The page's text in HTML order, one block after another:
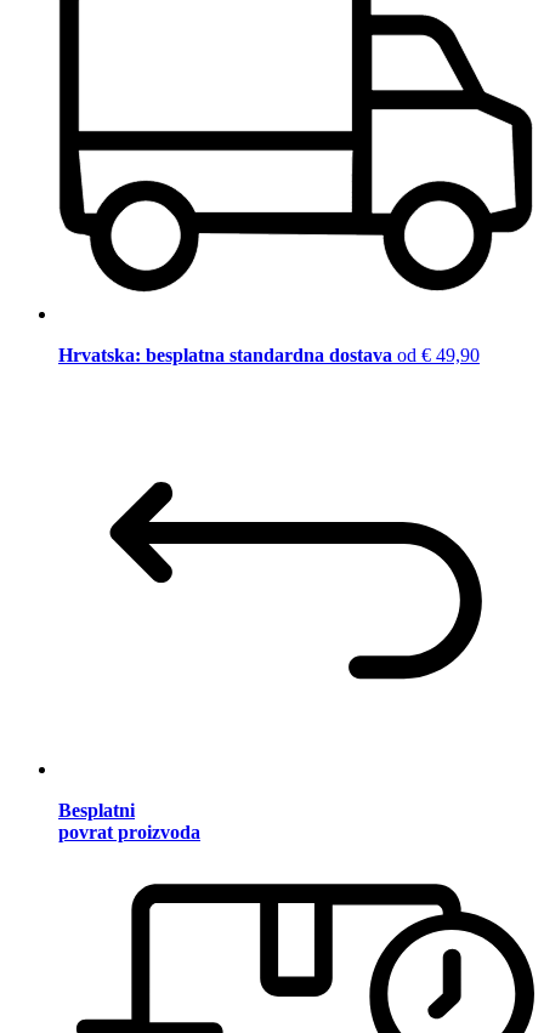
Hrvatska: besplatna standardna dostava od € 49,90
Besplatni
povrat proizvoda